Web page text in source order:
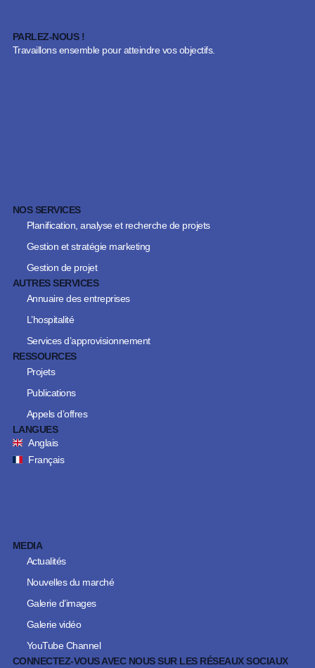
Bureau de poste
PARLEZ-NOUS !
Travaillons ensemble pour atteindre vos objectifs.
NOS SERVICES
Planification, analyse et recherche de projets
Gestion et stratégie marketing
Gestion de projet
AUTRES SERVICES
Annuaire des entreprises
L’hospitalité
Services d’approvisionnement
RESSOURCES
Projets
Publications
Appels d’offres
LANGUES
Anglais
Français
MEDIA
Actualités
Nouvelles du marché
Galerie d’images
Galerie vidéo
YouTube Channel
CONNECTEZ-VOUS AVEC NOUS SUR LES RÉSEAUX SOCIAUX